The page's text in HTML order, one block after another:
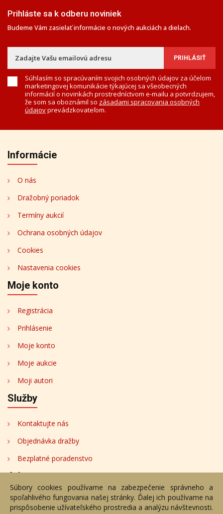
Prihláste sa k odberu noviniek
Budeme Vám zasielať informácie o nových aukciách a dielach.
Súhlasím so spracúvaním svojich osobných údajov za účelom
marketingovej komunikácie týkajúcej sa všeobecných
informácií o novinkách prostredníctvom e-mailu a potvrdzujem,
že som sa oboznámil so zásadami spracovania osobných
údajovprevádzkovateľom.
Informácie
O nás
Dražobný poriadok
Termíny aukcií
Ochrana osobných údajov
Cookies
Nastavenia cookies
Moje konto
Registrácia
Prihlásenie
Moje konto
Moje aukcie
Moji autori
Služby
Kontaktujte nás
Objednávka dražby
Bezplatné poradenstvo
Adresa
Nižný Hrušov 333, 094 22, Slovenská republika
Súbory cookies používame na zabezpečenie správneho a
spoľahlivého fungovania našej stránky. Ďalej ich používame na
prispôsobenie užívateľského prostredia a analýzu návštevnosti.